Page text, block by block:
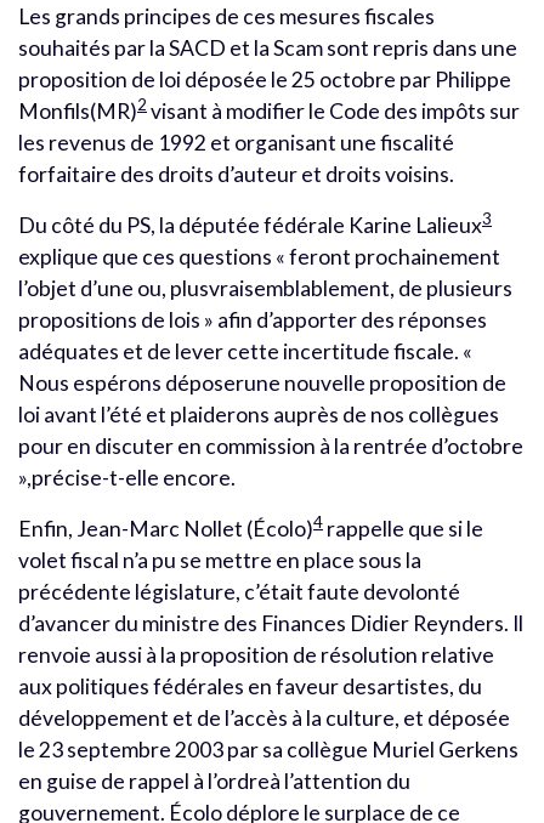
Les grands principes de ces mesures fiscales
souhaités par la SACD et la Scam sont repris dans une
proposition de loi déposée le 25 octobre par Philippe
Monfils(MR)2 visant à modifier le Code des impôts sur
les revenus de 1992 et organisant une fiscalité
forfaitaire des droits d’auteur et droits voisins.
Du côté du PS, la députée fédérale Karine Lalieux3
explique que ces questions « feront prochainement
l’objet d’une ou, plusvraisemblablement, de plusieurs
propositions de lois » afin d’apporter des réponses
adéquates et de lever cette incertitude fiscale. «
Nous espérons déposerune nouvelle proposition de
loi avant l’été et plaiderons auprès de nos collègues
pour en discuter en commission à la rentrée d’octobre
»,précise-t-elle encore.
Enfin, Jean-Marc Nollet (Écolo)4 rappelle que si le
volet fiscal n’a pu se mettre en place sous la
précédente législature, c’était faute devolonté
d’avancer du ministre des Finances Didier Reynders. Il
renvoie aussi à la proposition de résolution relative
aux politiques fédérales en faveur desartistes, du
développement et de l’accès à la culture, et déposée
le 23 septembre 2003 par sa collègue Muriel Gerkens
en guise de rappel à l’ordreà l’attention du
gouvernement. Écolo déplore le surplace de ce